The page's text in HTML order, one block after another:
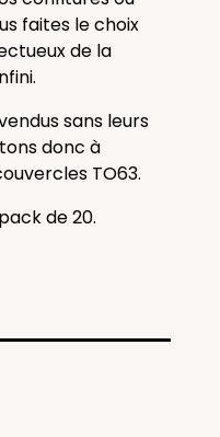
faites le choix
de la
sans leurs
donc à
TO63.
de 20.